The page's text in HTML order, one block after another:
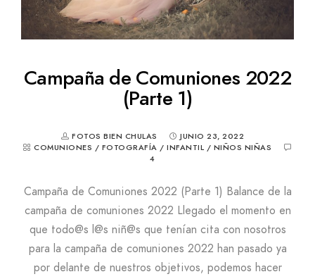
Campaña de Comuniones 2022
(Parte 1)
FOTOS BIEN CHULAS
JUNIO 23, 2022
COMUNIONES / FOTOGRAFÍA / INFANTIL / NIÑOS NIÑAS
4
Campaña de Comuniones 2022 (Parte 1) Balance de la
campaña de comuniones 2022 Llegado el momento en
que todo@s l@s niñ@s que tenían cita con nosotros
para la campaña de comuniones 2022 han pasado ya
por delante de nuestros objetivos, podemos hacer